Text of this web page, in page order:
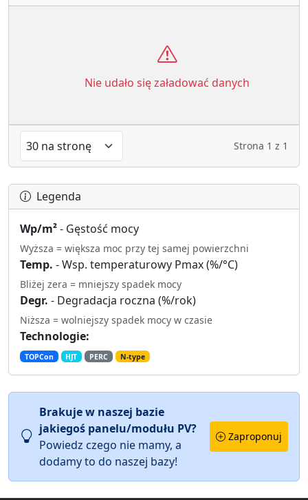
Nie udało się załadować danych
Strona 1 z 1
Legenda
Wp/m²- Gęstość mocy
Wyższa = większa moc przy tej samej powierzchni
Temp. - Wsp. temperaturowy Pmax (%/°C)
Bliżej zera = mniejszy spadek mocy
Degr. - Degradacja roczna (%/rok)
Niższa = wolniejszy spadek mocy w czasie
Technologie:
TOPCon HJT PERC N-type
Brakuje w naszej bazie
jakiegoś panelu/modułu PV?
Powiedz czego nie mamy, a
dodamy to do naszej bazy!
Zaproponuj